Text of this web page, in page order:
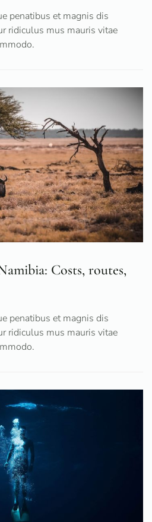
penatibus et magnis dis
ridiculus mus mauris vitae
Costs, routes,
penatibus et magnis dis
ridiculus mus mauris vitae